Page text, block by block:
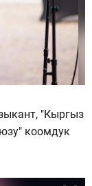
"Кыргыз
коомдук